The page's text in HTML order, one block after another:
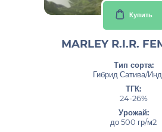
Купить
MARLEY R.I.R.
Тип сорта:
Гибрид Сатива/
ТГК:
24-26%
Урожай:
до 500 гр/м2